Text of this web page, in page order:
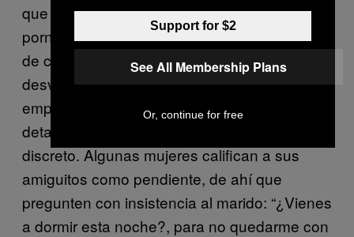
que fue una crítica constructiva, a lo
pornográfico se le llama artístico, a los actos
de corrupción se les califica como
desviaciones y, según me comenta un
empresario, a las amantes se les dice
detallito para que se oiga más elegante y
discreto. Algunas mujeres califican a sus
amiguitos como pendiente, de ahí que
pregunten con insistencia al marido: “¿Vienes
a dormir esta noche?, para no quedarme con
Support for $2
See All Membership Plans
Or, continue for free